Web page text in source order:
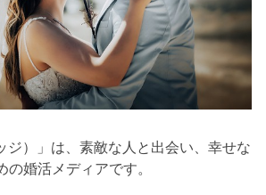
ジ）」は、素敵な人と出会い、幸せな
の婚活メディアです。